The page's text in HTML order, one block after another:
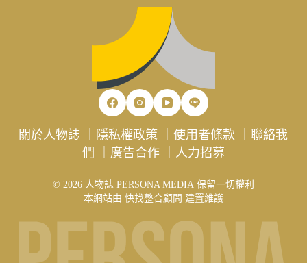
關於人物誌 隱私權政策 ｜使用者條款 ｜聯絡我
們
廣告合作｜ 人力招募
© 2026 人物誌 PERSONA MEDIA 保留一切權利
本網站由 快找整合顧問 建置維護